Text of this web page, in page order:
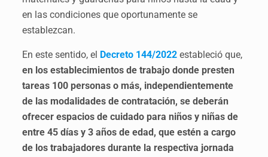
en las condiciones que oportunamente se
establezcan.
En este sentido, el Decreto 144/2022estableció que,
en los establecimientos de trabajo donde presten
tareas 100 personas o más, independientemente
de las modalidades de contratación, se deberán
ofrecer espacios de cuidado para niños y niñas de
entre 45 días y 3 años de edad, que estén a cargo
de los trabajadores durante la respectiva jornada